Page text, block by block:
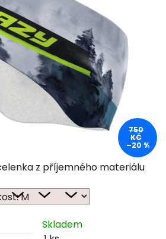
z příjemného materiálu
Skladem
750
KČ
–20 %